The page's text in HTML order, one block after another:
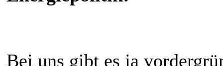
Bei uns gibt es ja